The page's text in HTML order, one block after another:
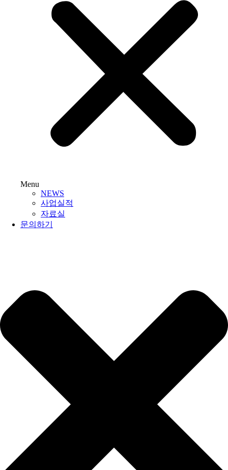
Menu
NEWS
사업실적
자료실
문의하기